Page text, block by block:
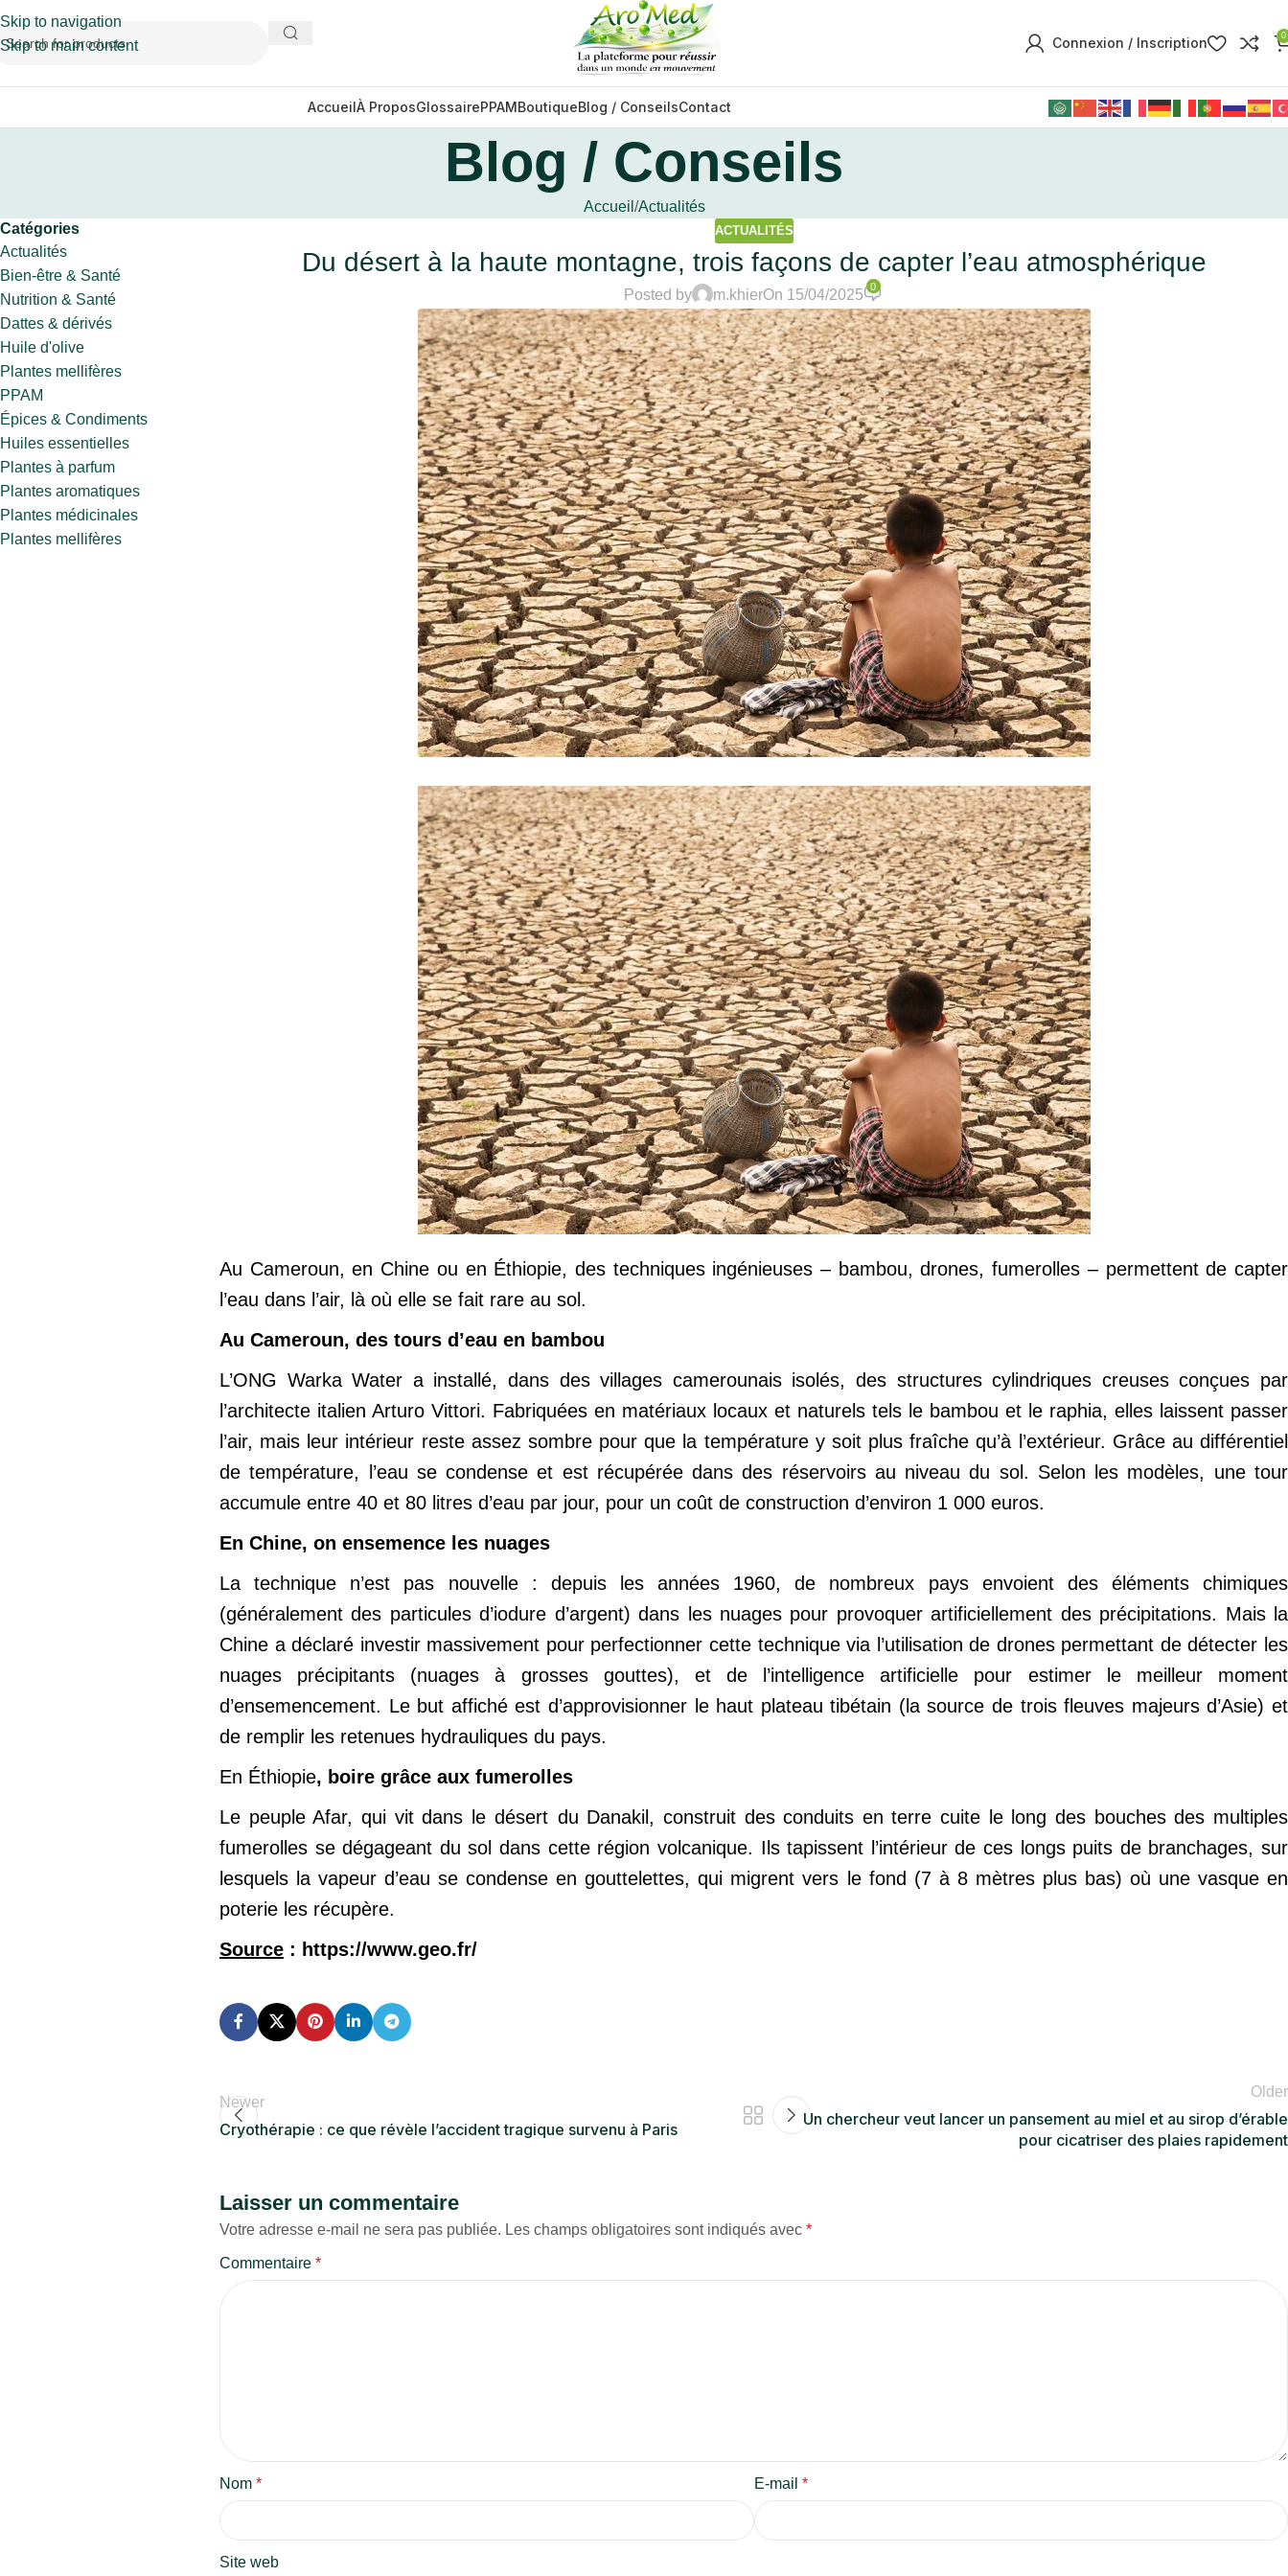
Skip to navigation
Skip to main content
Connexion / Inscription 0
AccueilÀ ProposGlossairePPAMBoutiqueBlog / ConseilsContact
Blog / Conseils
Accueil Actualités
Catégories
Actualités
Bien-être & Santé
Nutrition & Santé
Dattes & dérivés
Huile d'olive
Plantes mellifères
PPAM
Épices & Condiments
Huiles essentielles
Plantes à parfum
Plantes aromatiques
Plantes médicinales
Plantes mellifères
ACTUALITÉS
Du désert à la haute montagne, trois façons de capter l’eau atmosphérique
Posted by m.khierOn 15/04/2025
0
Au Cameroun, en Chine ou en Éthiopie, des techniques ingénieuses – bambou, drones, fumerolles – permettent de capter
l’eau dans l’air, là où elle se fait rare au sol.
Au Cameroun, des tours d’eau en bambou
L’ONG Warka Water a installé, dans des villages camerounais isolés, des structures cylindriques creuses conçues par
l’architecte italien Arturo Vittori. Fabriquées en matériaux locaux et naturels tels le bambou et le raphia, elles laissent passer
l’air, mais leur intérieur reste assez sombre pour que la température y soit plus fraîche qu’à l’extérieur. Grâce au différentiel
de température, l’eau se condense et est récupérée dans des réservoirs au niveau du sol. Selon les modèles, une tour
accumule entre 40 et 80 litres d’eau par jour, pour un coût de construction d’environ 1 000 euros.
En Chine, on ensemence les nuages
La technique n’est pas nouvelle : depuis les années 1960, de nombreux pays envoient des éléments chimiques
(généralement des particules d’iodure d’argent) dans les nuages pour provoquer artificiellement des précipitations. Mais la
Chine a déclaré investir massivement pour perfectionner cette technique via l’utilisation de drones permettant de détecter les
nuages précipitants (nuages à grosses gouttes), et de l’intelligence artificielle pour estimer le meilleur moment
d’ensemencement. Le but affiché est d’approvisionner le haut plateau tibétain (la source de trois fleuves majeurs d’Asie) et
de remplir les retenues hydrauliques du pays.
En Éthiopie, boire grâce aux fumerolles
Le peuple Afar, qui vit dans le désert du Danakil, construit des conduits en terre cuite le long des bouches des multiples
fumerolles se dégageant du sol dans cette région volcanique. Ils tapissent l’intérieur de ces longs puits de branchages, sur
lesquels la vapeur d’eau se condense en gouttelettes, qui migrent vers le fond (7 à 8 mètres plus bas) où une vasque en
poterie les récupère.
Source : https://www.geo.fr/
Newer
Cryothérapie : ce que révèle l’accident tragique survenu à Paris
Older
Un chercheur veut lancer un pansement au miel et au sirop d’érable
pour cicatriser des plaies rapidement
Laisser un commentaire
Votre adresse e-mail ne sera pas publiée. Les champs obligatoires sont indiqués avec *
Commentaire *
Nom * E-mail *
Site web